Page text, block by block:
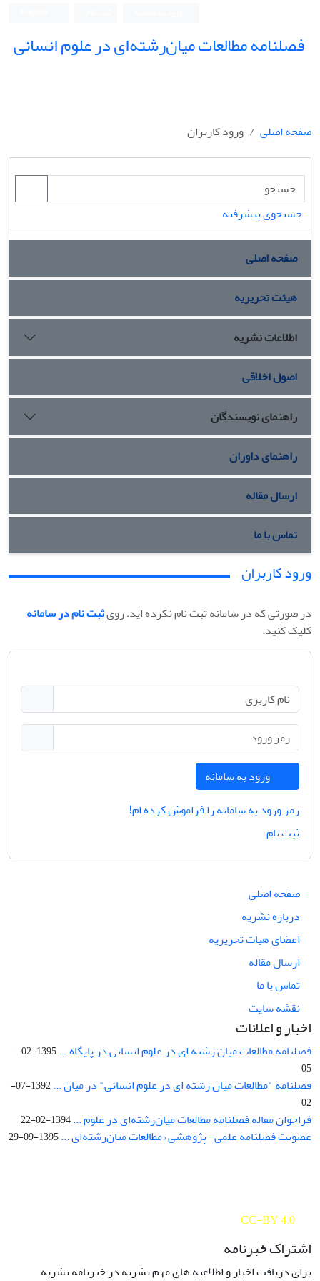
فصلنامه مطالعات میان‌رشته‌ای در علوم انسانی
صفحه اصلی ورود کاربران
جستجوی پیشرفته
صفحه اصلی
هیئت تحریریه
اطلاعات نشریه
اصول اخلاقی
راهنمای نویسندگان
راهنمای داوران
ارسال مقاله
تماس با ما
ورود کاربران
در صورتی که در سامانه ثبت نام نکرده اید، رویثبت نام در سامانه
کلیک کنید.
ورود به سامانه
رمز ورود به سامانه را فراموش کرده ام!
ثبت نام
صفحه اصلی
درباره نشریه
اعضای هیات تحریریه
ارسال مقاله
تماس با ما
نقشه سایت
اخبار و اعلانات
فصلنامه مطالعات میان رشته ای در علوم انسانی در پایگاه ...
1395-02-
05
فصلنامه "مطالعات میان رشته ای در علوم انسانی" در میان ...
1392-07-
02
فراخوان مقاله فصلنامه مطالعات میان‌رشته‌ای در علوم ...1394-02-22
عضویت فصلنامه علمی- پژوهشی «مطالعات میان‌رشته‌ای ...1395-09-29
CC-BY 4.0
اشتراک خبرنامه
برای دریافت اخبار و اطلاعیه های مهم نشریه در خبرنامه نشریه